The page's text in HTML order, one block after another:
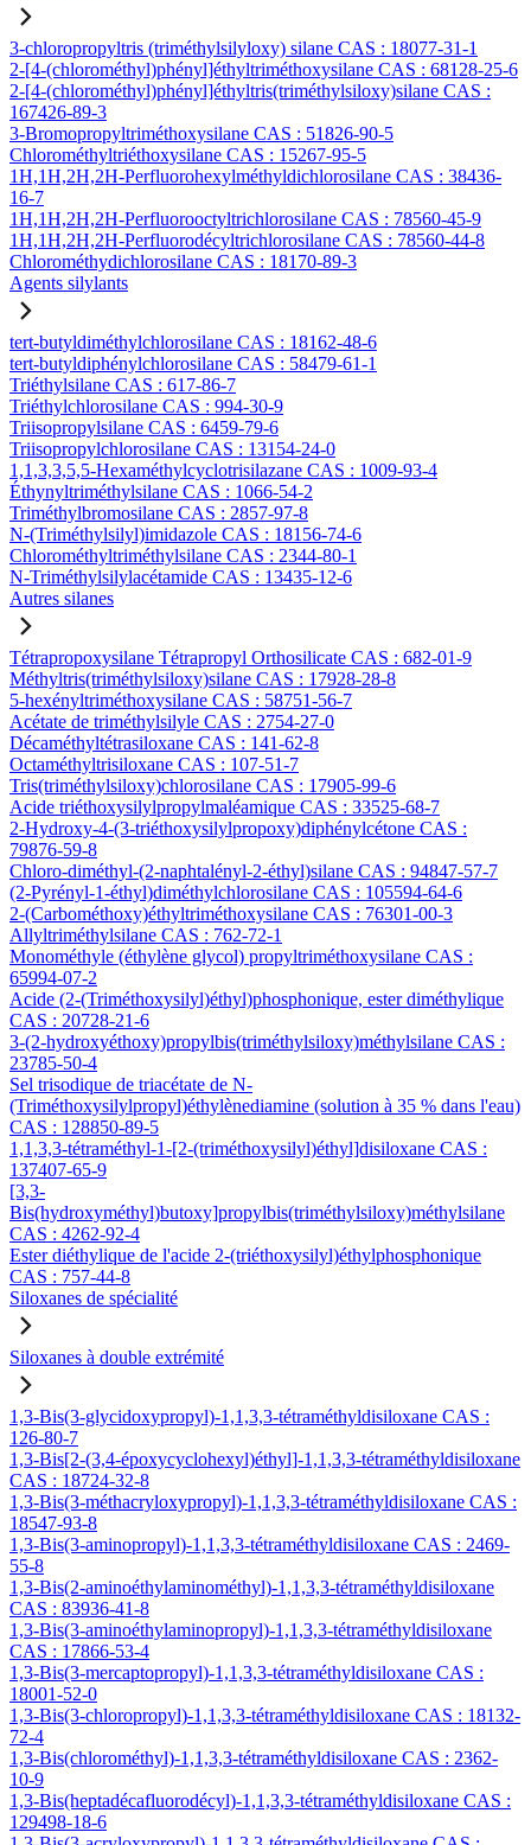
3-chloropropyltris (triméthylsilyloxy) silane CAS : 18077-31-1
2-[4-(chlorométhyl)phényl]éthyltriméthoxysilane CAS : 68128-25-6
2-[4-(chlorométhyl)phényl]éthyltris(triméthylsiloxy)silane CAS :
167426-89-3
3-Bromopropyltriméthoxysilane CAS : 51826-90-5
Chlorométhyltriéthoxysilane CAS : 15267-95-5
1H,1H,2H,2H-Perfluorohexylméthyldichlorosilane CAS : 38436-
16-7
1H,1H,2H,2H-Perfluorooctyltrichlorosilane CAS : 78560-45-9
1H,1H,2H,2H-Perfluorodécyltrichlorosilane CAS : 78560-44-8
Chlorométhydichlorosilane CAS : 18170-89-3
Agents silylants
tert-butyldiméthylchlorosilane CAS : 18162-48-6
tert-butyldiphénylchlorosilane CAS : 58479-61-1
Triéthylsilane CAS : 617-86-7
Triéthylchlorosilane CAS : 994-30-9
Triisopropylsilane CAS : 6459-79-6
Triisopropylchlorosilane CAS : 13154-24-0
1,1,3,3,5,5-Hexaméthylcyclotrisilazane CAS : 1009-93-4
Éthynyltriméthylsilane CAS : 1066-54-2
Triméthylbromosilane CAS : 2857-97-8
N-(Triméthylsilyl)imidazole CAS : 18156-74-6
Chlorométhyltriméthylsilane CAS : 2344-80-1
N-Triméthylsilylacétamide CAS : 13435-12-6
Autres silanes
Tétrapropoxysilane Tétrapropyl Orthosilicate CAS : 682-01-9
Méthyltris(triméthylsiloxy)silane CAS : 17928-28-8
5-hexényltriméthoxysilane CAS : 58751-56-7
Acétate de triméthylsilyle CAS : 2754-27-0
Décaméthyltétrasiloxane CAS : 141-62-8
Octaméthyltrisiloxane CAS : 107-51-7
Tris(triméthylsiloxy)chlorosilane CAS : 17905-99-6
Acide triéthoxysilylpropylmaléamique CAS : 33525-68-7
2-Hydroxy-4-(3-triéthoxysilylpropoxy)diphénylcétone CAS :
79876-59-8
Chloro-diméthyl-(2-naphtalényl-2-éthyl)silane CAS : 94847-57-7
(2-Pyrényl-1-éthyl)diméthylchlorosilane CAS : 105594-64-6
2-(Carbométhoxy)éthyltriméthoxysilane CAS : 76301-00-3
Allyltriméthylsilane CAS : 762-72-1
Monométhyle (éthylène glycol) propyltriméthoxysilane CAS :
65994-07-2
Acide (2-(Triméthoxysilyl)éthyl)phosphonique, ester diméthylique
CAS : 20728-21-6
3-(2-hydroxyéthoxy)propylbis(triméthylsiloxy)méthylsilane CAS :
23785-50-4
Sel trisodique de triacétate de N-
(Triméthoxysilylpropyl)éthylènediamine (solution à 35 % dans l'eau)
CAS : 128850-89-5
1,1,3,3-tétraméthyl-1-[2-(triméthoxysilyl)éthyl]disiloxane CAS :
137407-65-9
[3,3-
Bis(hydroxyméthyl)butoxy]propylbis(triméthylsiloxy)méthylsilane
CAS : 4262-92-4
Ester diéthylique de l'acide 2-(triéthoxysilyl)éthylphosphonique
CAS : 757-44-8
Siloxanes de spécialité
Siloxanes à double extrémité
1,3-Bis(3-glycidoxypropyl)-1,1,3,3-tétraméthyldisiloxane CAS :
126-80-7
1,3-Bis[2-(3,4-époxycyclohexyl)éthyl]-1,1,3,3-tétraméthyldisiloxane
CAS : 18724-32-8
1,3-Bis(3-méthacryloxypropyl)-1,1,3,3-tétraméthyldisiloxane CAS :
18547-93-8
1,3-Bis(3-aminopropyl)-1,1,3,3-tétraméthyldisiloxane CAS : 2469-
55-8
1,3-Bis(2-aminoéthylaminométhyl)-1,1,3,3-tétraméthyldisiloxane
CAS : 83936-41-8
1,3-Bis(3-aminoéthylaminopropyl)-1,1,3,3-tétraméthyldisiloxane
CAS : 17866-53-4
1,3-Bis(3-mercaptopropyl)-1,1,3,3-tétraméthyldisiloxane CAS :
18001-52-0
1,3-Bis(3-chloropropyl)-1,1,3,3-tétraméthyldisiloxane CAS : 18132-
72-4
1,3-Bis(chlorométhyl)-1,1,3,3-tétraméthyldisiloxane CAS : 2362-
10-9
1,3-Bis(heptadécafluorodécyl)-1,1,3,3-tétraméthyldisiloxane CAS :
129498-18-6